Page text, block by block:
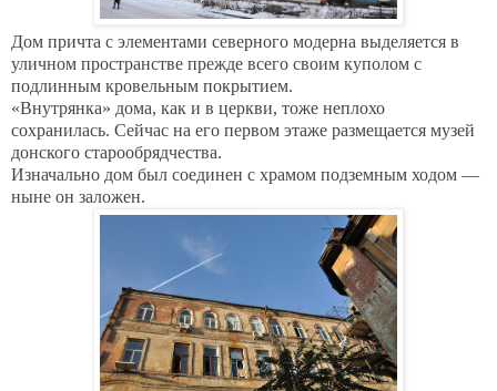
Дом причта с элементами северного модерна выделяется в
уличном пространстве прежде всего своим куполом с
подлинным кровельным покрытием.
«Внутрянка» дома, как и в церкви, тоже неплохо
сохранилась. Сейчас на его первом этаже размещается музей
донского старообрядчества.
Изначально дом был соединен с храмом подземным ходом —
ныне он заложен.